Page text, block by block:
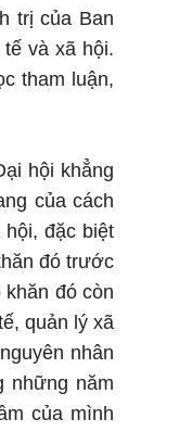
trị của Ban
và xã hội.
tham luận,
hội khẳng
của cách
đặc biệt
đó trước
đó còn
quản lý xã
nhân
những năm
của mình